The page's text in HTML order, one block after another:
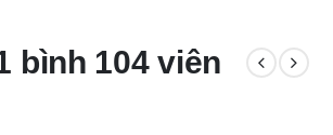
bình 104 viên